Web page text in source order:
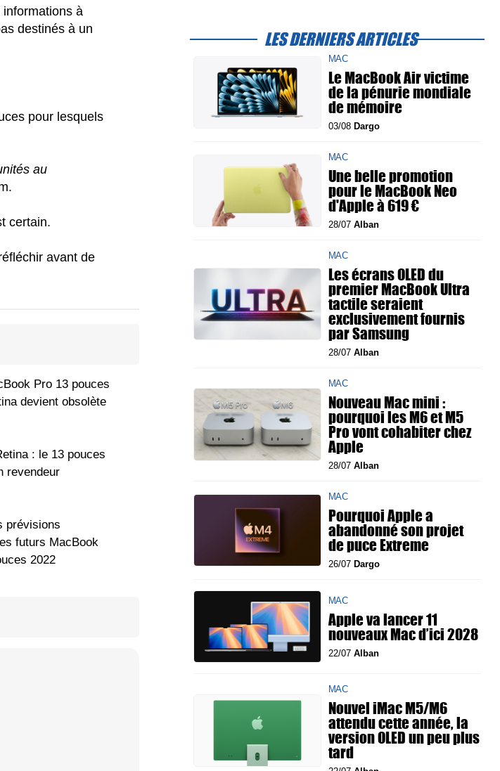
à
destinés à un
pour lesquels
au
certain.
avant de
Pro 13 pouces
devient obsolète
: le 13 pouces
revendeur
prévisions
futurs MacBook
2022
LES DERNIERS ARTICLES
MAC
Le MacBook Air victime
de la pénurie mondiale
de mémoire
03/08 Dargo
MAC
Une belle promotion
pour le MacBook Neo
d'Apple à 619 €
28/07 Alban
MAC
Les écrans OLED du
premier MacBook Ultra
tactile seraient
exclusivement fournis
par Samsung
28/07 Alban
MAC
Nouveau Mac mini :
pourquoi les M6 et M5
Pro vont cohabiter chez
Apple
28/07 Alban
MAC
Pourquoi Apple a
abandonné son projet
de puce Extreme
26/07 Dargo
MAC
Apple va lancer 11
nouveaux Mac d’ici 2028
22/07 Alban
MAC
Nouvel iMac M5/M6
attendu cette année, la
version OLED un peu plus
tard